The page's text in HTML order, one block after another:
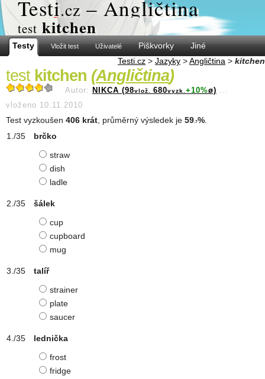
Testi.cz – Angličtina
test kitchen
Testy Vložit test Uživatelé Piškvorky
Jiné
Testi.cz > Jazyky >Angličtina > kitchen
test kitchen (Angličtina)
Autor: NIKCA (98vlož. 680vyzk. +10%ø) ...
vloženo 10.11.2010
Test vyzkoušen 406 krát , průměrný výsledek je 59 .7%
brčko
straw
dish
ladle
šálek
cup
cupboard
mug
talíř
strainer
plate
saucer
lednička
frost
fridge